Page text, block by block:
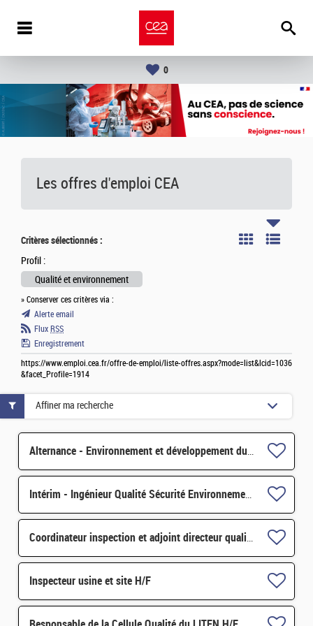
0
Les offres d'emploi CEA
Critères sélectionnés :
Profil :
Qualité et environnement
» Conserver ces critères via :
Alerte email
Flux RSS
Enregistrement
https://www.emploi.cea.fr/offre-de-emploi/liste-offres.aspx?mode=list&lcid=1036
&facet_Profile=1914
Alternance - Environnement et développement durable H/F
Intérim - Ingénieur Qualité Sécurité Environnement (QSE) H/F
Coordinateur inspection et adjoint directeur qualité/inspection – Projet RJH H/F
Inspecteur usine et site H/F
Affiner ma recherche